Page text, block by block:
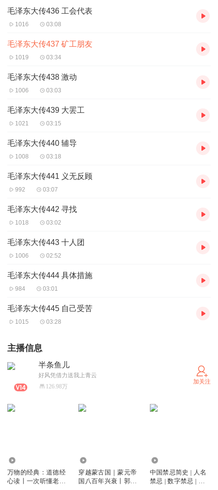
毛泽东大传436 工会代表
1016 03:08
毛泽东大传437 矿工朋友
1019 03:34
毛泽东大传438 激动
1006 03:03
毛泽东大传439 大罢工
1021 03:15
毛泽东大传440 辅导
1008 03:18
毛泽东大传441 义无反顾
992 03:07
毛泽东大传442 寻找
1018 03:02
毛泽东大传443 十人团
1006 02:52
毛泽东大传444 具体措施
984 03:01
毛泽东大传445 自己受苦
1015 03:28
主播信息
半条鱼儿
好风凭借力送我上青云
126.98万
加关注
万物的经典：道德经
心读丨一次听懂老子
穿越蒙古国｜蒙元帝
国八百年兴衰丨郭建
中国禁忌简史 | 人名
禁忌 | 数字禁忌 | 居